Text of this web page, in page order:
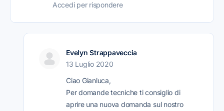
Accedi per rispondere
Evelyn Strappaveccia
13 Luglio 2020
Ciao Gianluca,
Per domande tecniche ti consiglio di
aprire una nuova domanda sul nostro